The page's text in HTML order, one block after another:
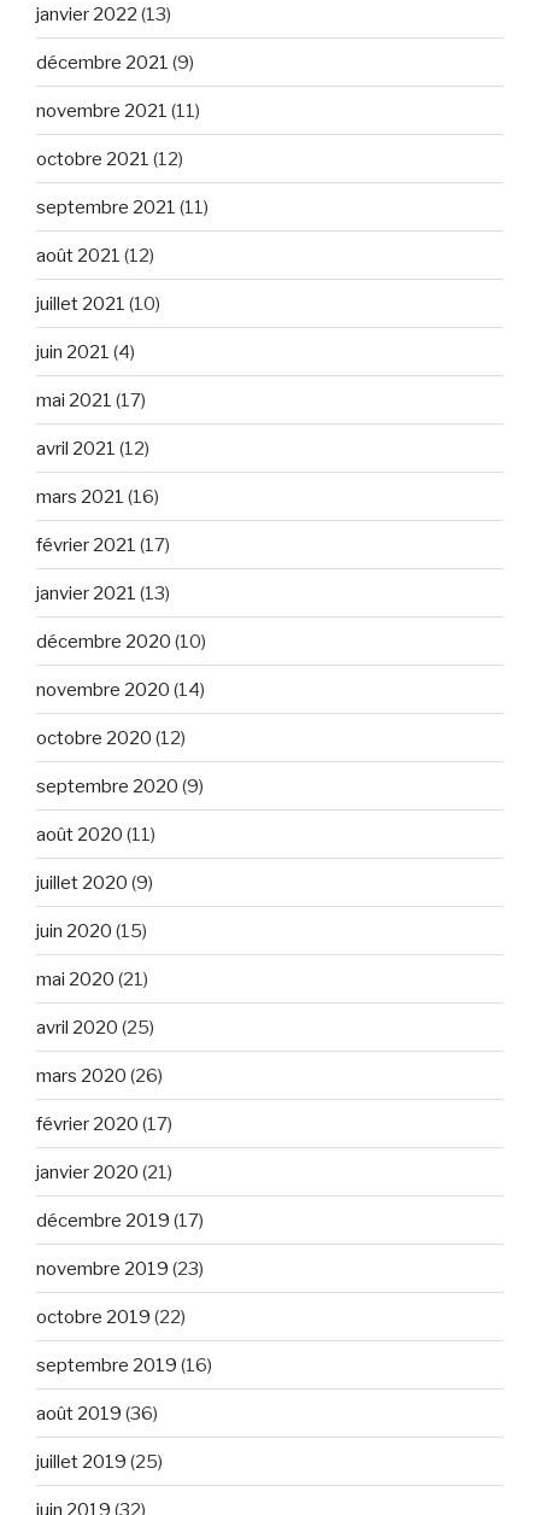
janvier 2022 (13)
décembre 2021 (9)
novembre 2021 (11)
octobre 2021 (12)
septembre 2021 (11)
août 2021 (12)
juillet 2021 (10)
juin 2021 (4)
mai 2021 (17)
avril 2021 (12)
mars 2021 (16)
février 2021 (17)
janvier 2021 (13)
décembre 2020 (10)
novembre 2020 (14)
octobre 2020 (12)
septembre 2020 (9)
août 2020 (11)
juillet 2020 (9)
juin 2020 (15)
mai 2020 (21)
avril 2020 (25)
mars 2020 (26)
février 2020 (17)
janvier 2020 (21)
décembre 2019 (17)
novembre 2019 (23)
octobre 2019 (22)
septembre 2019 (16)
août 2019 (36)
juillet 2019 (25)
juin 2019 (32)